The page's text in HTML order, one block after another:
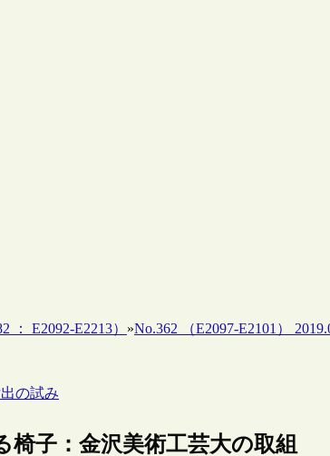
E2092-E2213） »No.362 （E2097-E2101）
の試み
椅子：金沢美術工芸大の取組